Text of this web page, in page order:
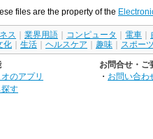
files are the property of the
ス 業界用語 コンピュータ 電車
化
生活 ヘルスケア 趣味 スポーツ
のアプリ
す
お問合せ・ご
・ お問い合わ